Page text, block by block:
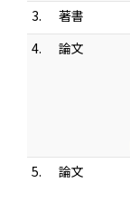
3. 著書
4.
論文
5. 論文